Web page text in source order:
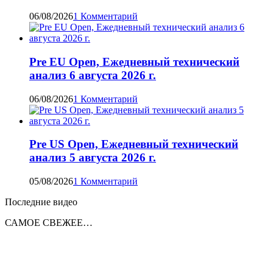
06/08/20261 Комментарий
Pre EU Open, Ежедневный технический
анализ 6 августа 2026 г.
06/08/20261 Комментарий
Pre US Open, Ежедневный технический
анализ 5 августа 2026 г.
05/08/20261 Комментарий
Последние видео
САМОЕ СВЕЖЕЕ…